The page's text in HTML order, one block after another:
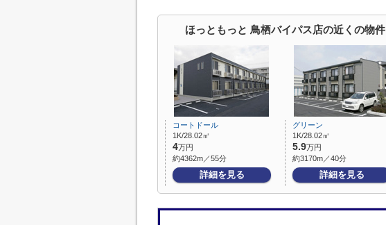
ほっともっと 鳥栖バイパス店の近くの物件
コートドール
1K/28.02㎡
4万円
約4362m／55分
詳細を見る
グリーン
1K/28.02㎡
5.9万円
約3170m／40分
詳細を見る